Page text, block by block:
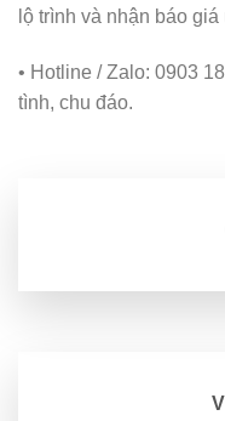
lộ trình và nhận báo
• Hotline / Zalo: 0903
tình, chu đáo.